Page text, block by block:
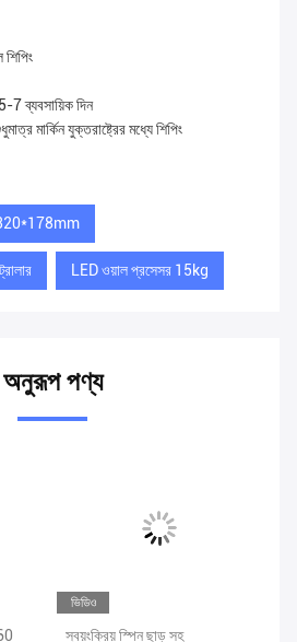
শিপিং
7 ব্যবসায়িক দিন
মার্কিন যুক্তরাষ্ট্রের মধ্যে শিপিং
LED ওয়াল প্রসেসর 15kg
অনুরূপ পণ্য
ভিডিও
স্বয়ংক্রিয় স্পিন ছাড় সহ